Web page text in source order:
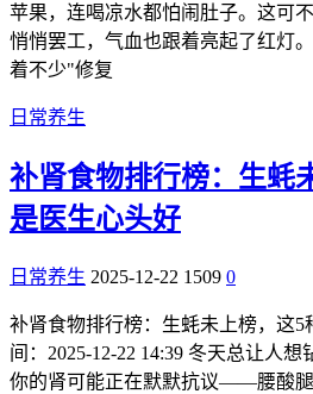
苹果，连喝凉水都怕闹肚子。这可
悄悄罢工，气血也跟着亮起了红灯
着不少"修复
日常养生
补肾食物排行榜：生蚝
是医生心头好
日常养生 2025-12-22 1509 0
补肾食物排行榜：生蚝未上榜，这
间：2025-12-22 14:39 冬天总让人
你的肾可能正在默默抗议——腰酸